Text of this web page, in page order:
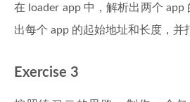
在 loader app 中，解析出两个 app
出每个 app 的起始地址和长度，并
Exercise 3